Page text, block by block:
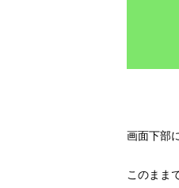
画面下部
このまま